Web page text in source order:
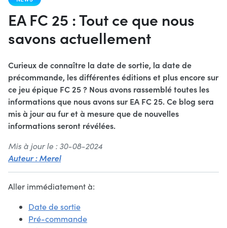
EA FC 25 : Tout ce que nous
savons actuellement
Curieux de connaître la date de sortie, la date de
précommande, les différentes éditions et plus encore sur
ce jeu épique FC 25 ? Nous avons rassemblé toutes les
informations que nous avons sur EA FC 25. Ce blog sera
mis à jour au fur et à mesure que de nouvelles
informations seront révélées.
Mis à jour le : 30-08-2024
Auteur : Merel
Aller immédiatement à:
Date de sortie
Pré-commande